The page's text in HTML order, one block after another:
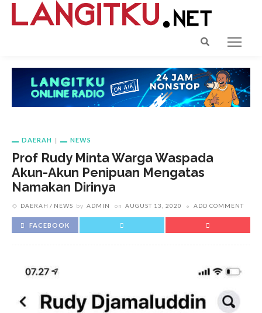
DAERAH NEWS
Prof Rudy Minta Warga Waspada
Akun-Akun Penipuan Mengatas
Namakan Dirinya
DAERAH NEWS by ADMIN on AUGUST 13, 2020 ADD COMMENT
FACEBOOK